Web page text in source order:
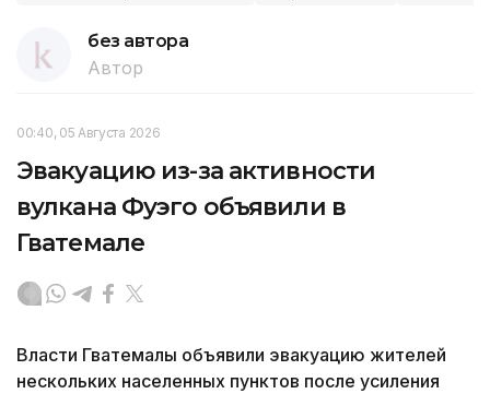
без автора
Автор
00:40, 05 Августа 2026
Эвакуацию из-за активности
вулкана Фуэго объявили в
Гватемале
Власти Гватемалы объявили эвакуацию жителей
нескольких населенных пунктов после усиления